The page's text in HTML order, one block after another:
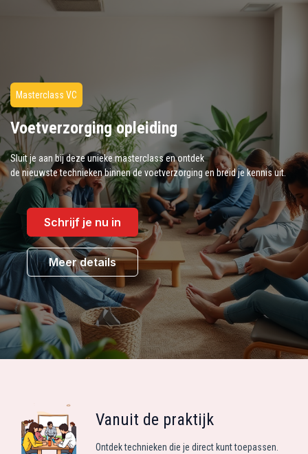
Masterclass VC
Voetverzorging opleiding
Sluit je aan bij deze unieke masterclass en ontdek
de nieuwste technieken binnen de voetverzorging en breid je kennis uit.
Schrijf je nu in
Meer details
Vanuit de praktijk
Ontdek technieken die je direct kunt toepassen.